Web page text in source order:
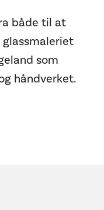
både til at
som
håndverket.